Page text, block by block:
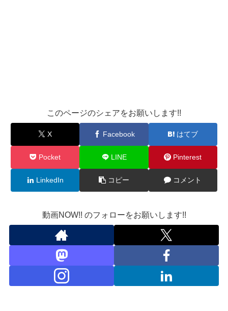
このページのシェアをお願いします!!
X Facebook はてブ
Pocket LINE Pinterest
LinkedIn コピー コメント
動画NOW!! のフォローをお願いします!!